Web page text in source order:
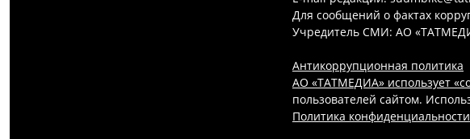
Для сообщений о фактах
Учредитель СМИ: АО
Антикоррупционная политика
АО «ТАТМЕДИА» использует
пользователей сайтом.
Политика конфиденциальности